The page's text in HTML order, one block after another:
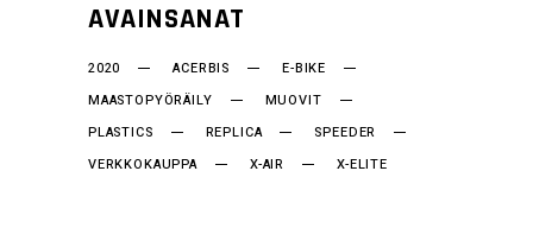
AVAINSANAT
2020 ACERBIS
E-BIKE
MAASTOPYÖRÄILY
MUOVIT
PLASTICS
REPLICA
SPEEDER
VERKKOKAUPPA
X-AIR X-ELITE